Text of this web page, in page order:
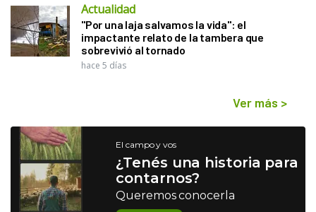
Actualidad
"Por una laja salvamos la vida": el
impactante relato de la tambera que
sobrevivió al tornado
hace 5 días
Ver más >
El campo y vos
¿Tenés una historia para
contarnos?
Queremos conocerla